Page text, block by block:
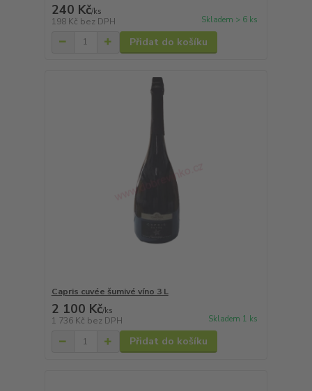
240 Kč/ks
198 Kč bez DPH Skladem > 6 ks
Přidat do košíku
Capris cuvée šumivé víno 3 L
2 100 Kč/ks
1 736 Kč bez DPH Skladem 1 ks
Přidat do košíku